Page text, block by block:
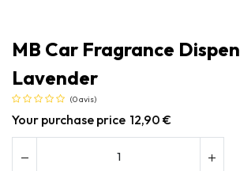
MB Car Fragrance
Lavender
(0 avis)
Your purchase price 12,90 €